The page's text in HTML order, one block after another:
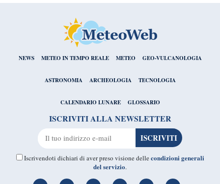
NEWS METEO IN TEMPO REALE METEO GEO-VULCANOLOGIA
ASTRONOMIA ARCHEOLOGIA TECNOLOGIA
CALENDARIO LUNARE GLOSSARIO
ISCRIVITI ALLA NEWSLETTER
Iscrivendoti dichiari di aver preso visione dellecondizioni generali
del servizio.